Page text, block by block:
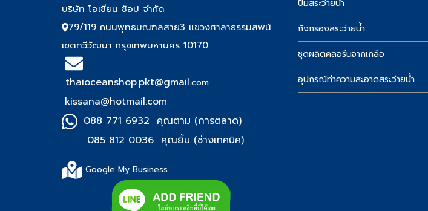
บริษัท โอเชี่ยน ช็อป จำกัด
79/119 ถนนพุทธมณฑลสาย3 แขวงศาลาธรรมสพน์
เขตทวีวัฒนา กรุงเทพมหานคร 10170
thaioceanshop.pkt@gmail.com
kissana@hotmail.com
088 771 6932 คุณตาม (การตลาด)
085 812 0036 คุณยิ้ม (ช่างเทคนิค)
Google My Business
ปั๊มสระว่ายน้ำ
ถังกรองสระว่ายน้ำ
ชุดผลิตคลอรีนจากเกลือ
อุปกรณ์ทำความสะอาดสระว่ายน้ำ